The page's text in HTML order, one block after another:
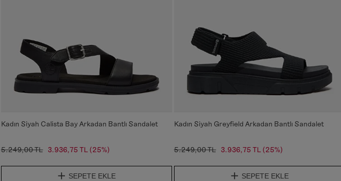
Kadın Siyah Calista Bay Arkadan Bantlı Sandalet
5.249,00 TL 3.936,75 TL (25%)
SEPETE EKLE
Kadın Siyah Greyfield Arkadan Bantlı Sandalet
5.249,00 TL 3.936,75 TL (25%)
SEPETE EKLE